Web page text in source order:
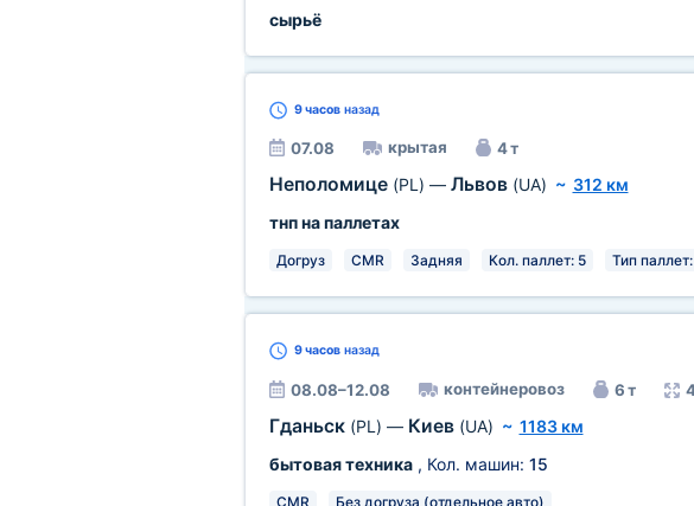
сырьё
9 часовназад
07.08 крытая 4 т
Неполомице (PL) — Львов (UA) ~ 312 км
тнп на паллетах
Догруз CMR Задняя Кол. паллет: 5 Тип
9 часовназад
08.08–12.08 контейнеровоз 6 т
Гданьск (PL) — Киев (UA) ~ 1183 км
бытовая техника, Кол. машин: 15
CMR Без догруза (отдельное авто)